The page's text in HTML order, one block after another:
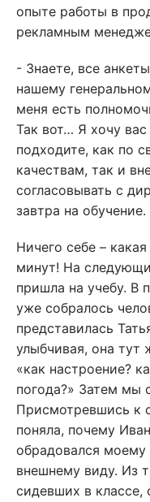
опыте работы в
рекламным
- Знаете, все
нашему
меня есть
Так вот… Я хочу
подходите, как по
качествам, так и
согласовывать с
завтра на
Ничего себе –
минут! На
пришла на учебу. В
уже собралось
представилась
улыбчивая, она тут
«как настроение?
погода?» Затем мы
Присмотревшись к
поняла, почему
обрадовался
внешнему виду. Из
сидевших в классе,